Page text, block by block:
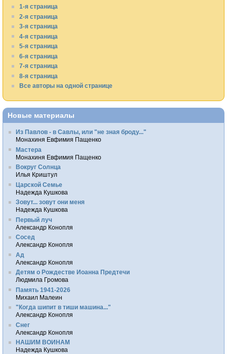
1-я страница
2-я страница
3-я страница
4-я страница
5-я страница
6-я страница
7-я страница
8-я страница
Все авторы на одной странице
Новые материалы
Из Павлов - в Савлы, или "не зная броду..."
Монахиня Евфимия Пащенко
Мастера
Монахиня Евфимия Пащенко
Вокруг Солнца
Илья Криштул
Царской Семье
Надежда Кушкова
Зовут... зовут они меня
Надежда Кушкова
Первый луч
Александр Конопля
Сосед
Александр Конопля
Ад
Александр Конопля
Детям о Рождестве Иоанна Предтечи
Людмила Громова
Память 1941-2026
Михаил Малеин
"Когда шипит в тиши машина..."
Александр Конопля
Снег
Александр Конопля
НАШИМ ВОИНАМ
Надежда Кушкова